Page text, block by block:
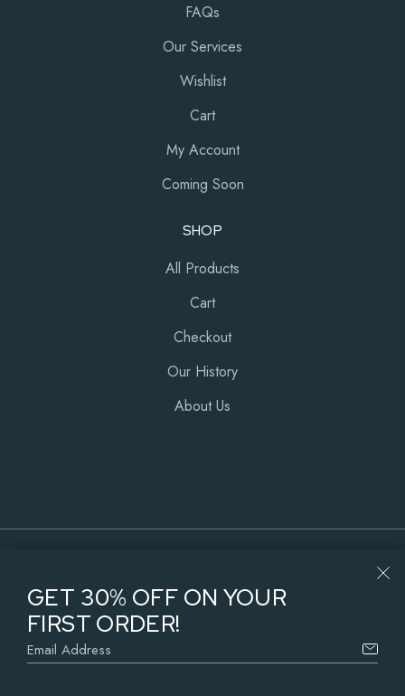
FAQs
Our Services
Wishlist
Cart
My Account
Coming Soon
SHOP
All Products
Cart
Checkout
Our History
About Us
GET 30% OFF ON YOUR
FIRST ORDER!